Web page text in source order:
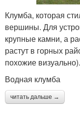
Клумба, которая
вершины. Для
крупные камни, а
растут в горных
похожие визуально).
Водная клумба
читать дальше →